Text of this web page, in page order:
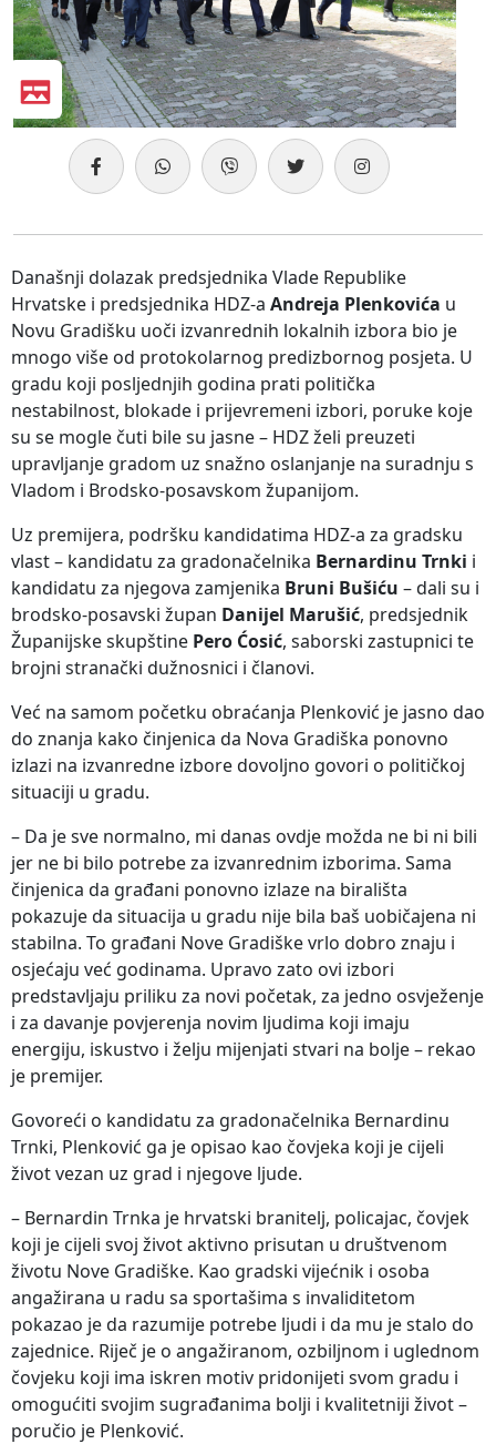
Današnji dolazak predsjednika Vlade Republike
Hrvatske i predsjednika HDZ-a Andreja Plenkovića u
Novu Gradišku uoči izvanrednih lokalnih izbora bio je
mnogo više od protokolarnog predizbornog posjeta. U
gradu koji posljednjih godina prati politička
nestabilnost, blokade i prijevremeni izbori, poruke koje
su se mogle čuti bile su jasne – HDZ želi preuzeti
upravljanje gradom uz snažno oslanjanje na suradnju s
Vladom i Brodsko-posavskom županijom.
Uz premijera, podršku kandidatima HDZ-a za gradsku
vlast – kandidatu za gradonačelnika Bernardinu Trnki i
kandidatu za njegova zamjenika Bruni Bušiću – dali su i
brodsko-posavski župan Danijel Marušić, predsjednik
Županijske skupštine Pero Ćosić, saborski zastupnici te
brojni stranački dužnosnici i članovi.
Već na samom početku obraćanja Plenković je jasno dao
do znanja kako činjenica da Nova Gradiška ponovno
izlazi na izvanredne izbore dovoljno govori o političkoj
situaciji u gradu.
– Da je sve normalno, mi danas ovdje možda ne bi ni bili
jer ne bi bilo potrebe za izvanrednim izborima. Sama
činjenica da građani ponovno izlaze na birališta
pokazuje da situacija u gradu nije bila baš uobičajena ni
stabilna. To građani Nove Gradiške vrlo dobro znaju i
osjećaju već godinama. Upravo zato ovi izbori
predstavljaju priliku za novi početak, za jedno osvježenje
i za davanje povjerenja novim ljudima koji imaju
energiju, iskustvo i želju mijenjati stvari na bolje – rekao
je premijer.
Govoreći o kandidatu za gradonačelnika Bernardinu
Trnki, Plenković ga je opisao kao čovjeka koji je cijeli
život vezan uz grad i njegove ljude.
– Bernardin Trnka je hrvatski branitelj, policajac, čovjek
koji je cijeli svoj život aktivno prisutan u društvenom
životu Nove Gradiške. Kao gradski vijećnik i osoba
angažirana u radu sa sportašima s invaliditetom
pokazao je da razumije potrebe ljudi i da mu je stalo do
zajednice. Riječ je o angažiranom, ozbiljnom i uglednom
čovjeku koji ima iskren motiv pridonijeti svom gradu i
omogućiti svojim sugrađanima bolji i kvalitetniji život –
poručio je Plenković.